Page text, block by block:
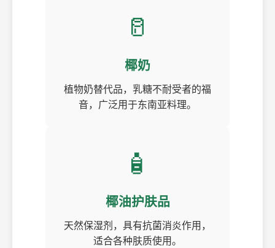
🥛
椰奶
植物奶替代品，乳糖不耐受者的福
音，广泛用于东南亚料理。
🧴
椰油护肤品
天然保湿剂，具有抗菌消炎作用，
适合各种肤质使用。